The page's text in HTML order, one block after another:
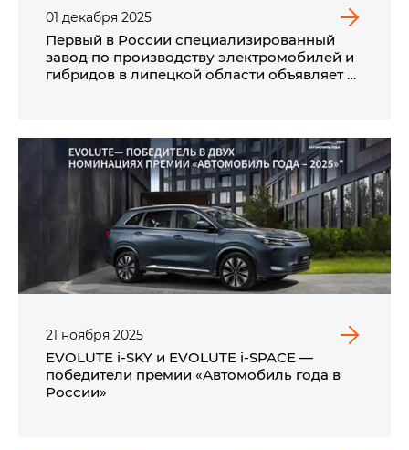
01 декабря 2025
Первый в России специализированный
завод по производству электромобилей и
гибридов в липецкой области объявляет о
21 ноября 2025
EVOLUTE i‑SKY и EVOLUTE i‑SPACE —
победители премии «Автомобиль года в
России»